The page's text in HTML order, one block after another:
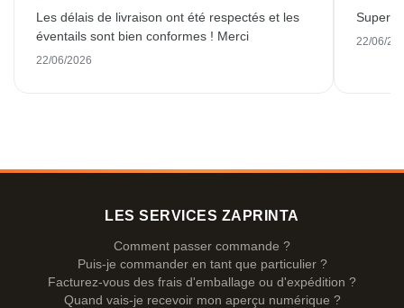
Les délais de livraison ont été respectés et les
éventails sont bien conformes ! Merci
22/06/2026
Super
22/06/
LES SERVICES ZAPRINTA
Comment passer commande ?
Puis-je commander en tant que particulier ?
Facturez-vous des frais d'emballage ou d'expédition ?
Quand vais-je recevoir mon aperçu numérique ?